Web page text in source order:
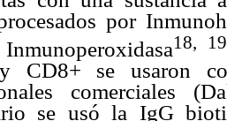
por
18, 19
CD8+ se usaron
comerciales
se usó la IgG